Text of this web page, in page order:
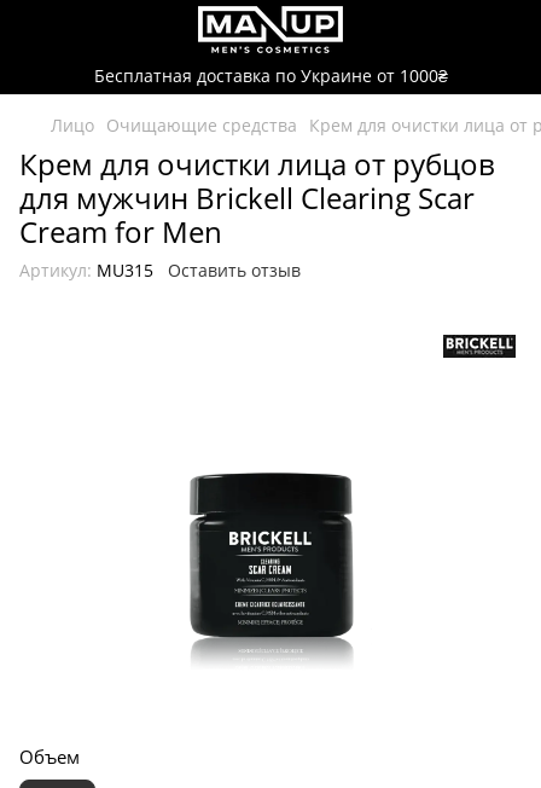
Бесплатная доставка по Украине от 1000₴
Лицо Очищающие средства Крем для очистки лица от
Крем для очистки лица от рубцов
для мужчин Brickell Clearing Scar
Cream for Men
Артикул: MU315 Оставить отзыв
Объем